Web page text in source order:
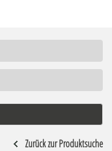
Zurück zur Produktsuche